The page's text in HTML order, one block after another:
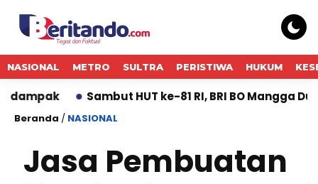
NASIONAL METRO SULTRA PERISTIWA HUKUM
Sambut HUT ke-81 RI, BRI BO Mangga Dua
Beranda / NASIONAL
Jasa Pembuatan